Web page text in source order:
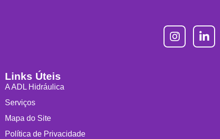
Links Úteis
A ADL Hidráulica
Serviços
Mapa do Site
Política de Privacidade